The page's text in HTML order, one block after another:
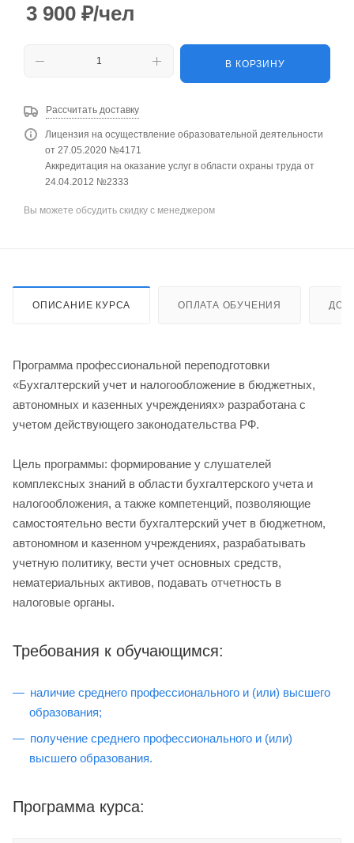
3 900 ₽/чел
В КОРЗИНУ
Рассчитать доставку
Лицензия на осуществление образовательной деятельности
от 27.05.2020 №4171
Аккредитация на оказание услуг в области охраны труда от
24.04.2012 №2333
Вы можете обсудить скидку с менеджером
ОПИСАНИЕ КУРСА ОПЛАТА ОБУЧЕНИЯ
Программа профессиональной переподготовки
«Бухгалтерский учет и налогообложение в бюджетных,
автономных и казенных учреждениях» разработана с
учетом действующего законодательства РФ.
Цель программы: формирование у слушателей
комплексных знаний в области бухгалтерского учета и
налогообложения, а также компетенций, позволяющие
самостоятельно вести бухгалтерский учет в бюджетном,
автономном и казенном учреждениях, разрабатывать
учетную политику, вести учет основных средств,
нематериальных активов, подавать отчетность в
налоговые органы.
Требования к обучающимся:
наличие среднего профессионального и (или) высшего
образования;
получение среднего профессионального и (или)
высшего образования.
Программа курса: